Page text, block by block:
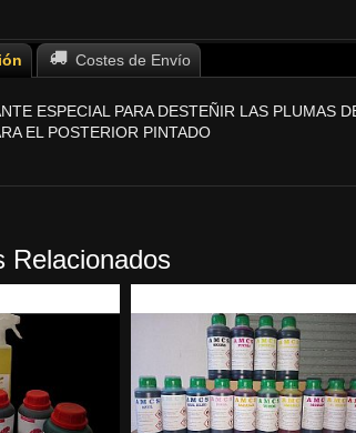
Costes de Envío
ESPECIAL PARA DESTEÑIR LAS PLUMAS
EL POSTERIOR PINTADO
Relacionados